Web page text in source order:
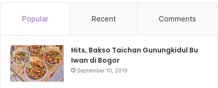
Popular Recent Comments
Hits, Bakso Taichan Gunungkidul Bu
Iwan di Bogor
September 10, 2019